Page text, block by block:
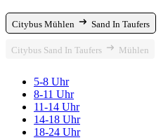
Citybus Mühlen Sand In Taufers
Citybus Sand In Taufers Mühlen
5-8 Uhr
8-11 Uhr
11-14 Uhr
14-18 Uhr
18-24 Uhr